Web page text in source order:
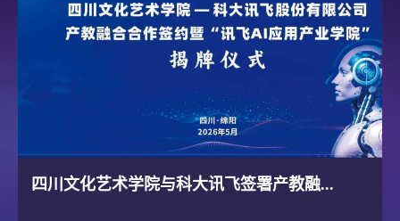
四川文化艺术学院与科大讯飞签署产教融...